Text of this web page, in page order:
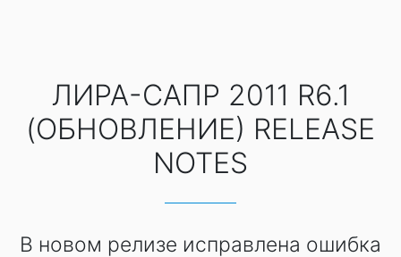
ЛИРА-САПР 2011 R6.1
(ОБНОВЛЕНИЕ) RELEASE
NOTES
В новом релизе исправлена ошибка